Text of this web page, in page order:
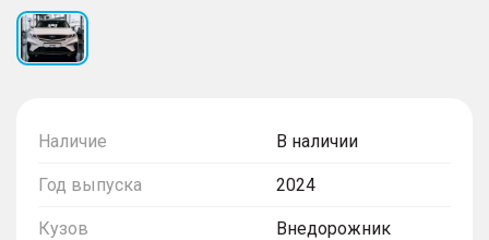
Наличие В наличии
Год выпуска 2024
Кузов Внедорожник